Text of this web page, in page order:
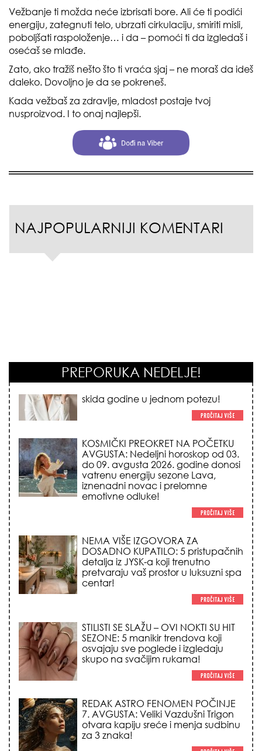
Vežbanje ti možda neće izbrisati bore. Ali će ti podići
energiju, zategnuti telo, ubrzati cirkulaciju, smiriti misli,
poboljšati raspoloženje… i da – pomoći ti da izgledaš i
osećaš se mlađe.
Zato, ako tražiš nešto što ti vraća sjaj – ne moraš da ideš
daleko. Dovoljno je da se pokreneš.
Kada vežbaš za zdravlje, mladost postaje tvoj
nusproizvod. I to onaj najlepši.
NAJPOPULARNIJI KOMENTARI
PREPORUKA NEDELJE!
KOSMIČKI PREOKRET NA POČETKU
AVGUSTA: Nedeljni horoskop od 03.
vatrenu energiju sezone Lava,
iznenadni novac i prelomne
emotivne odluke!
NEMA VIŠE IZGOVORA ZA
DOSADNO KUPATILO: 5 pristupačnih
pretvaraju vaš prostor u luksuzni spa
centar!
STILISTI SE SLAŽU – OVI NOKTI SU HIT
SEZONE: 5 manikir trendova koji
skupo na svačijim rukama!
REDAK ASTRO FENOMEN POČINJE
7. AVGUSTA: Veliki Vazdušni Trigon
za 3 znaka!
LJUDI U SRBIJI MASOVNO KUPUJU